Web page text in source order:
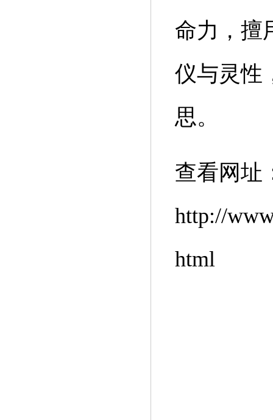
命力，擅
仪与灵性
思。
查看网址
http://
html